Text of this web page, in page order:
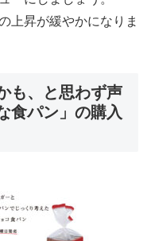
上昇が緩やかになりま
も、と思わず声
食パン」の購入